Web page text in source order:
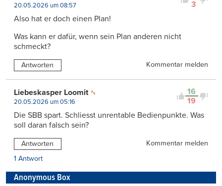
3
20.05.2026 um 08:57
Also hat er doch einen Plan!
Was kann er dafür, wenn sein Plan anderen nicht
schmeckt?
Antworten Kommentar melden
16
19
Liebeskasper Loomit
20.05.2026 um 05:16
Die SBB spart. Schliesst unrentable Bedienpunkte. Was
soll daran falsch sein?
Antworten
Kommentar melden
1 Antwort
Anonymous Box